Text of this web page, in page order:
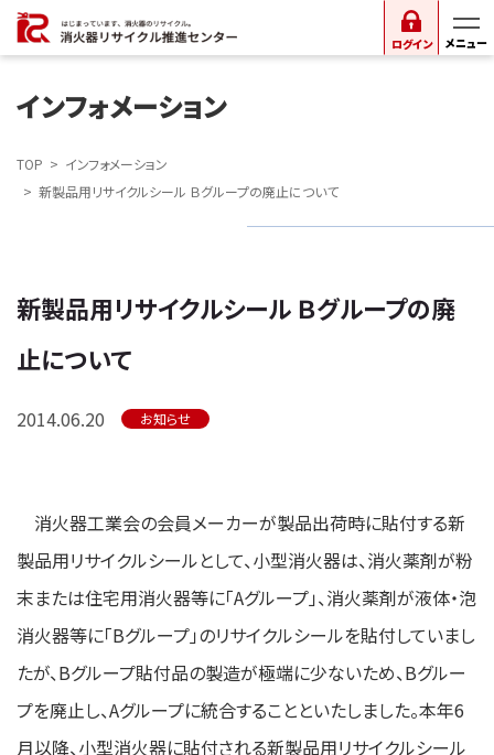
ログイン
インフォメーション
TOP
インフォメーション
新製品用リサイクルシール Ｂグループの廃止について
新製品用リサイクルシール Ｂグループの廃
止について
2014.06.20 お知らせ
消火器工業会の会員メーカーが製品出荷時に貼付する新
製品用リサイクルシールとして、小型消火器は、消火薬剤が粉
末または住宅用消火器等に「Aグループ」、消火薬剤が液体・泡
消火器等に「Bグループ」のリサイクルシールを貼付していまし
たが、Bグループ貼付品の製造が極端に少ないため、Bグルー
プを廃止し、Aグループに統合することといたしました。本年6
月以降、小型消火器に貼付される新製品用リサイクルシール